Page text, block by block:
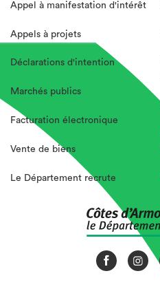
Appel à manifestation d'intérêt
Appels à projets
Déclarations d'intention
Marchés publics
Facturation électronique
Vente de biens
Le Département recrute